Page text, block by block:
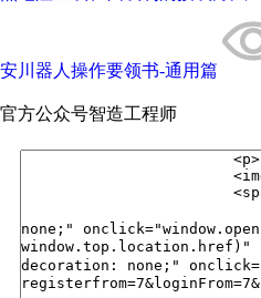
安川器人操作要领书-通用篇
官方公众号智造工程师